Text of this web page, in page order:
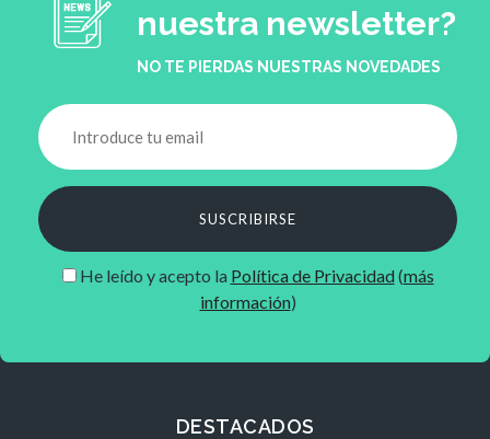
nuestra newsletter?
NO TE PIERDAS NUESTRAS NOVEDADES
SUSCRIBIRSE
He leído y acepto la Política de Privacidad(más
información)
DESTACADOS